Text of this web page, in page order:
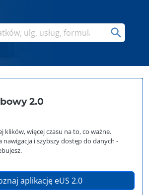
2.0
klików, więcej czasu na to, co ważne.
nawigacja i szybszy dostęp do danych -
aplikację eUS 2.0